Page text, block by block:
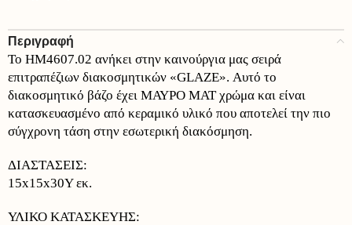
Περιγραφή
Το HM4607.02 ανήκει στην καινούργια μας σειρά
επιτραπέζιων διακοσμητικών «GLAZE». Αυτό το
διακοσμητικό βάζο έχει ΜΑΥΡΟ ΜΑΤ χρώμα και είναι
κατασκευασμένο από κεραμικό υλικό που αποτελεί την πιο
σύγχρονη τάση στην εσωτερική διακόσμηση.
ΔΙΑΣΤΑΣΕΙΣ:
15x15x30Y εκ.
ΥΛΙΚΟ ΚΑΤΑΣΚΕΥΗΣ: